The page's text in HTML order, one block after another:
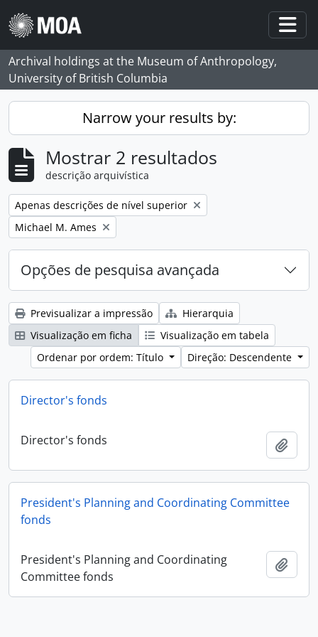
Skip to main content
Archival holdings at the Museum of Anthropology,
University of British Columbia
Narrow your results by:
Mostrar 2 resultados
descrição arquivística
Remove filter:
Apenas descrições de nível superior
Remove filter:
Michael M. Ames
Opções de pesquisa avançada
Previsualizar a impressão
Hierarquia
Visualização em ficha
Visualização em tabela
Ordenar por ordem: Título
Direção: Descendente
Director's fonds
Director's fonds
President's Planning and Coordinating Committee
fonds
President's Planning and Coordinating
Committee fonds